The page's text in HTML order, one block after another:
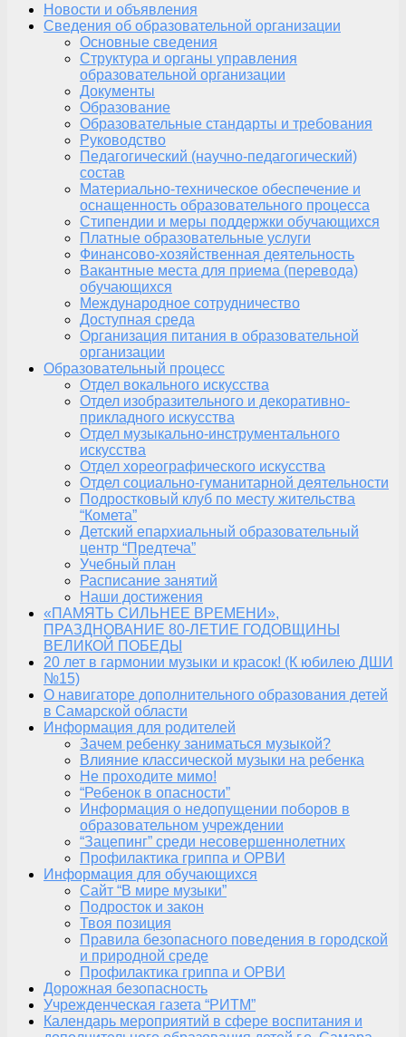
Новости и объявления
Сведения об образовательной организации
Основные сведения
Структура и органы управления
образовательной организации
Документы
Образование
Образовательные стандарты и требования
Руководство
Педагогический (научно-педагогический)
состав
Материально-техническое обеспечение и
оснащенность образовательного процесса
Стипендии и меры поддержки обучающихся
Платные образовательные услуги
Финансово-хозяйственная деятельность
Вакантные места для приема (перевода)
обучающихся
Международное сотрудничество
Доступная среда
Организация питания в образовательной
организации
Образовательный процесс
Отдел вокального искусства
Отдел изобразительного и декоративно-
прикладного искусства
Отдел музыкально-инструментального
искусства
Отдел хореографического искусства
Отдел социально-гуманитарной деятельности
Подростковый клуб по месту жительства
“Комета”
Детский епархиальный образовательный
центр “Предтеча”
Учебный план
Расписание занятий
Наши достижения
«ПАМЯТЬ СИЛЬНЕЕ ВРЕМЕНИ»,
ПРАЗДНОВАНИЕ 80-ЛЕТИЕ ГОДОВЩИНЫ
ВЕЛИКОЙ ПОБЕДЫ
20 лет в гармонии музыки и красок! (К юбилею ДШИ
№15)
О навигаторе дополнительного образования детей
в Самарской области
Информация для родителей
Зачем ребенку заниматься музыкой?
Влияние классической музыки на ребенка
Не проходите мимо!
“Ребенок в опасности”
Информация о недопущении поборов в
образовательном учреждении
“Зацепинг” среди несовершеннолетних
Профилактика гриппа и ОРВИ
Информация для обучающихся
Сайт “В мире музыки”
Подросток и закон
Твоя позиция
Правила безопасного поведения в городской
и природной среде
Профилактика гриппа и ОРВИ
Дорожная безопасность
Учрежденческая газета “РИТМ”
Календарь мероприятий в сфере воспитания и